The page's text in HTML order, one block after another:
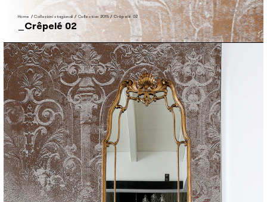
Home /Collezioni stagionali/Collection 2015/Crêpelé 02
Crêpelé 02